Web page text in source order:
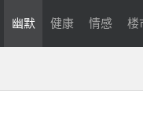
幽默 健康 情感 楼